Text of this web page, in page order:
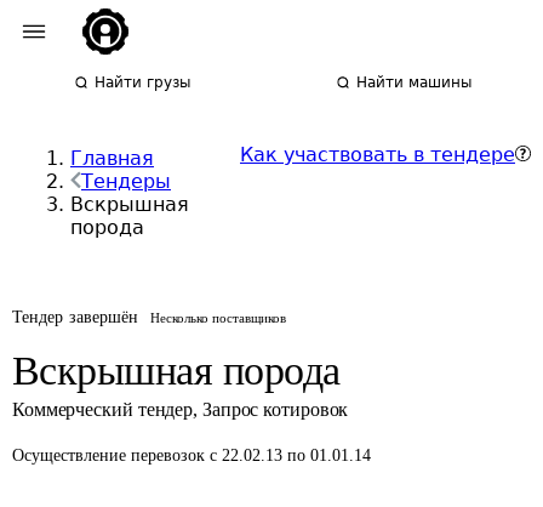
Найти грузы Найти машины
Главная
Тендеры
Вскрышная
порода
Как участвовать в тендере
Тендер завершён Несколько поставщиков
Вскрышная порода
Коммерческий тендер, Запрос котировок
Осуществление перевозок с 22.02.13 по 01.01.14